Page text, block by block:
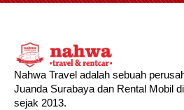
Nahwa Travel adalah sebuah
Juanda Surabaya dan Rental Mobil
sejak 2013.